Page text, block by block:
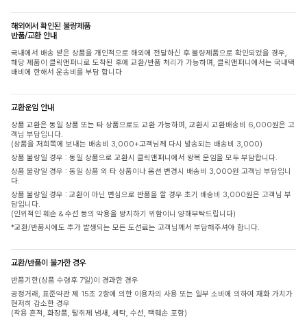
해외에서 확인된 불량제품
반품/교환 안내
국내에서 배송 받은 상품을 개인적으로 해외에 전달하신 후 불량제품으로 확인되었을 경우,
해당 제품이 클릭앤퍼니로 도착된 후에 교환/반품 처리가 가능하며, 클릭앤퍼니에서는 국내택
배비에 한해서 운송비를 부담 합니다
교환운임 안내
상품 교환은 동일 상품 또는 타 상품으로도 교환 가능하며, 교환시 교환배송비 6,000원은 고
객님 부담입니다.
(상품을 저희쪽에 보내는 배송비 3,000+고객님께 다시 발송되는 배송비 3,000)
상품 불량일 경우 : 동일 상품으로 교환시 클릭앤퍼니에서 왕복 운임을 모두 부담합니다.
상품 불량일 경우 : 동일 상품 외 타 상품이나 옵션 변경시 배송비 3,000원 고객님 부담입니
다.
상품 불량일 경우 : 교환이 아닌 변심으로 반품을 할 경우 초기 배송비 3,000원은 고객님 부
담입니다.
(인위적인 훼손 & 수선 등의 악용을 방지하기 위함이니 양해부탁드립니다)
*교환/반품시에도 추가 발생되는 모든 도선료는 고객님께서 부담해주셔야 합니다.
교환/반품이 불가한 경우
반품기한(상품 수령후 7일)이 경과한 경우
공정거래, 표준약관 제 15조 2항에 의한 이용자의 사용 또는 일부 소비에 의하여 재화 가치가
현저히 감소한 경우
(착용 흔적, 화장품, 탈취제 냄새, 세탁, 수선, 택훼손 포함)